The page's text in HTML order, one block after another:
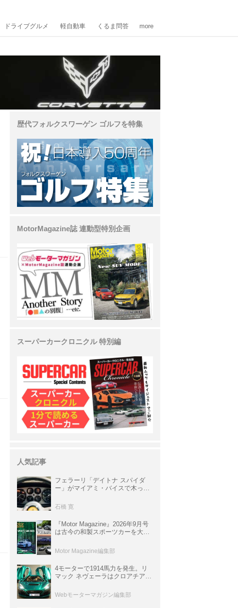
ドライブグルメ 軽自動車 くるま問答 more
歴代フォルクスワーゲン ゴルフを特集
MotorMagazine誌 連動型特別企画
スーパーカークロニクル 特別編
人気記事
フェラーリ「デイトナ スパイダ
ー」がマイアミ・バイスで木っ端
サ」に化けた理由
石橋 寛
『Motor Magazine』2026年9月号
は古今の和製スポーツカーを大特
情報も満載
Motor Magazine編集部
4モーターで1914馬力を発生。リ
マック ネヴェーラはクロアチア発
ロニクル・完全版／115】
Webモーターマガジン編集部